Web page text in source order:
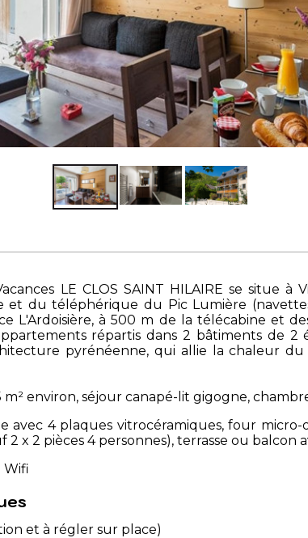
LE CLOS SAINT HILAIRE se situe à
et du téléphérique du Pic Lumière
L'Ardoisière, à 500 m de la télécabine et
répartis dans 2 bâtiments de 2
pyrénéenne, qui allie la chaleur
m² environ, séjour canapé-lit gigogne,
avec 4 plaques vitrocéramiques, four micro-
2 x 2 pièces 4 personnes), terrasse ou balcon
Wifi
et à régler sur place)